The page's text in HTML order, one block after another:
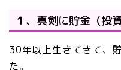
１、真剣に貯金（投
30年以上生きてきて、
た。